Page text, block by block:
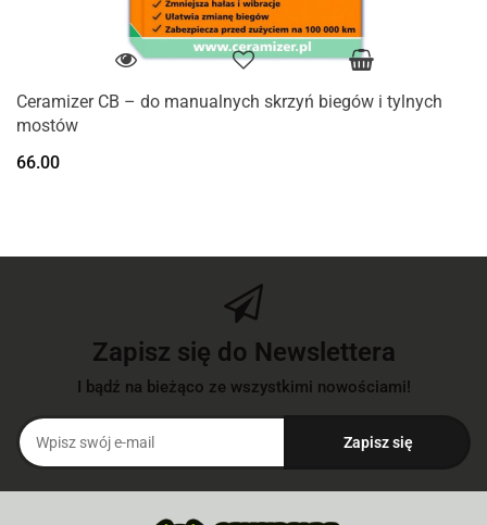
Ceramizer CB – do manualnych skrzyń biegów i tylnych
mostów
66.00
Zapisz się do Newslettera
I bądź na bieżąco ze wszystkimi nowościami!